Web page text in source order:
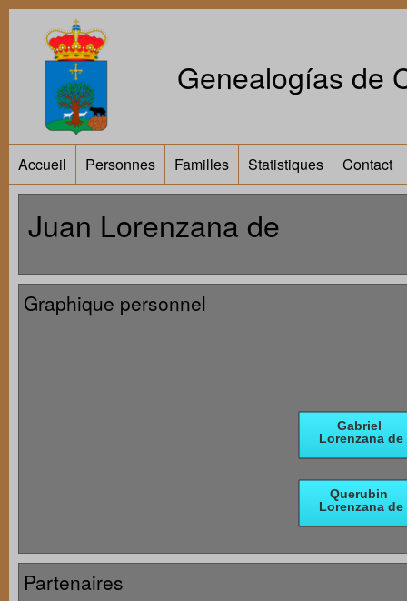
Genealogías de
Accueil Personnes Familles Statistiques Contact
Juan Lorenzana de
Graphique personnel
Partenaires